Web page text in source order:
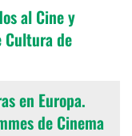
al Cine y
Cultura de
en Europa.
de Cinema